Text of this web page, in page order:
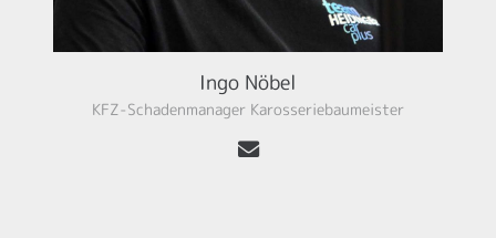
Ingo Nöbel
KFZ-Schadenmanager Karosseriebaumeister